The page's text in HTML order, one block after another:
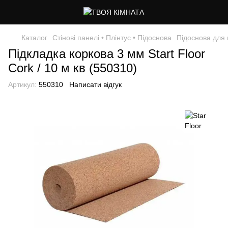
Каталог Стінові панелі • Плінтус • Підоснова Підоснова для
Підкладка коркова 3 мм Start Floor
Cork / 10 м кв (550310)
Артикул: 550310 Написати відгук